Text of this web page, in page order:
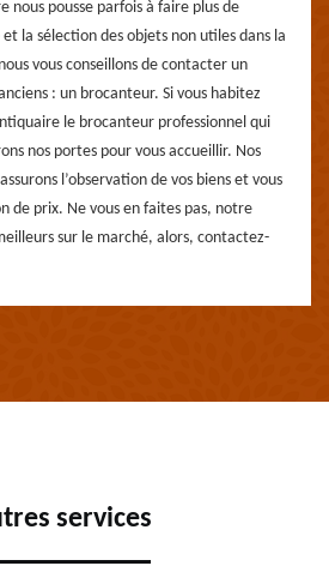
nous pousse parfois à faire plus de
la sélection des objets non utiles dans la
vous conseillons de contacter un
: un brocanteur. Si vous habitez
le brocanteur professionnel qui
nos portes pour vous accueillir. Nos
l’observation de vos biens et vous
de prix. Ne vous en faites pas, notre
sur le marché, alors, contactez-
services